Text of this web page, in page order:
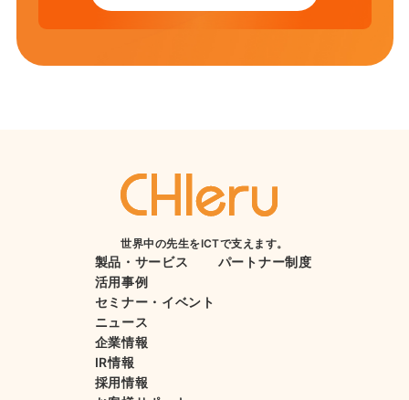
世界中の先生をICTで支えます。
製品・サービス
活用事例
セミナー・イベント
ニュース
企業情報
IR情報
採用情報
パートナー制度